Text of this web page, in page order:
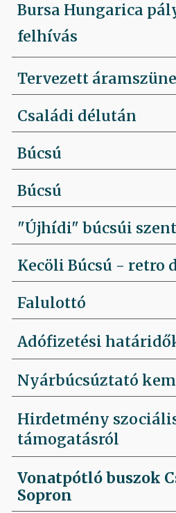
Bursa Hungarica
felhívás
Tervezett
Családi délután
Búcsú
Búcsú
"Újhídi" búcsúi
Kecöli Búcsú - retro
Falulottó
Adófizetési
Nyárbúcsúztató
Hirdetmény
támogatásról
Vonatpótló buszok
Sopron